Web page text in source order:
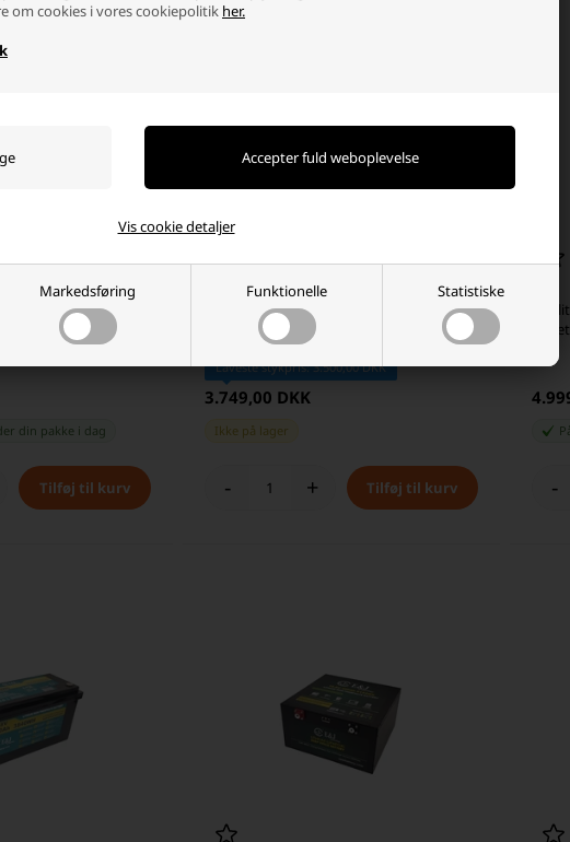
om cookies i vores cookiepolitik her.
Markedsføring Funktionelle Statistiske
Vis cookie detaljer
Batteri (Bluetooth
din pakke i dag
E&J 25,6 V 25Ah Lithium Batteri
(Bluetooth + HEAT)
Laveste stykpris: 3.500,00 DKK
3.749,00 DKK
Ikke på lager
- + -